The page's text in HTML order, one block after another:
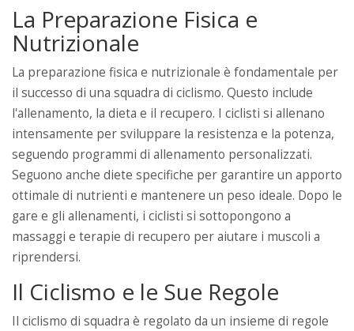
La Preparazione Fisica e
Nutrizionale
La preparazione fisica e nutrizionale è fondamentale per
il successo di una squadra di ciclismo. Questo include
l'allenamento, la dieta e il recupero. I ciclisti si allenano
intensamente per sviluppare la resistenza e la potenza,
seguendo programmi di allenamento personalizzati.
Seguono anche diete specifiche per garantire un apporto
ottimale di nutrienti e mantenere un peso ideale. Dopo le
gare e gli allenamenti, i ciclisti si sottopongono a
massaggi e terapie di recupero per aiutare i muscoli a
riprendersi.
Il Ciclismo e le Sue Regole
Il ciclismo di squadra è regolato da un insieme di regole